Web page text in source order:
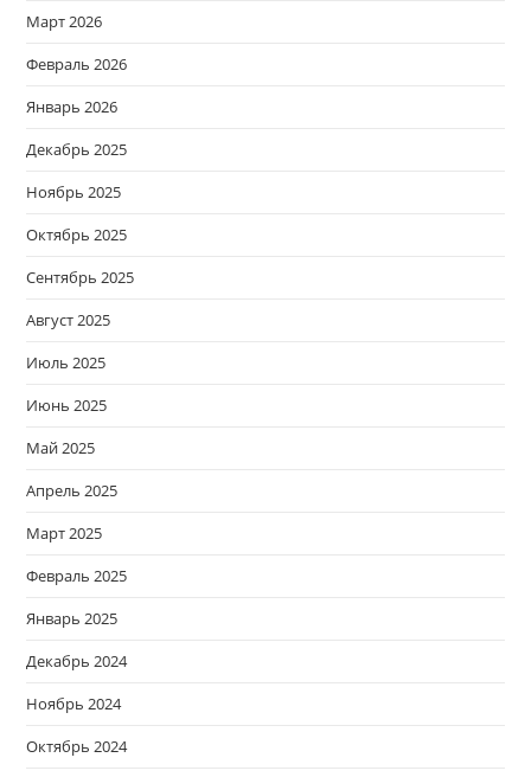
Март 2026
Февраль 2026
Январь 2026
Декабрь 2025
Ноябрь 2025
Октябрь 2025
Сентябрь 2025
Август 2025
Июль 2025
Июнь 2025
Май 2025
Апрель 2025
Март 2025
Февраль 2025
Январь 2025
Декабрь 2024
Ноябрь 2024
Октябрь 2024